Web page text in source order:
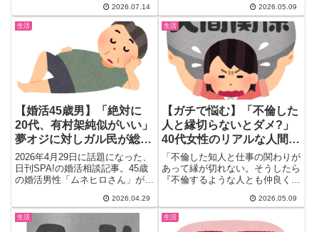
なかったのに突然目覚めた瞬間、
女性ホルモンとの関係、CHANEL
のピンクバッグを買った話まで、
リアルな本音コメント20選をお
届けします。
2026.07.14 2026.05.09
生活
【婚活45歳男】「絶対に
20代、有村架純似がいい」
夢オジに対しガル民が総ツ
ッコミｗｗｗｗｗｗｗｗｗ
ｗｗｗｗｗｗｗｗ
2026年4月29日に話題になった、
日刊SPA!の婚活相談記事。45歳
の婚活男性「ムネヒロさん」が
2026.04.29
生活
【ガチで悩む】「不倫した
人と縁切らないとダメ?」
40代女性のリアルな人間関
係ジレンマ
「不倫した知人と仕事の関わりが
あって縁が切れない。そうしたら
『不倫するような人とも仲良くで
2026.05.09
生活 生活